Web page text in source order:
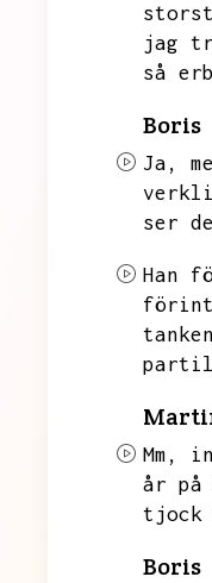
jag
så
Boris
Ja,
ser
Han
Mm,
år på
tjock
Boris